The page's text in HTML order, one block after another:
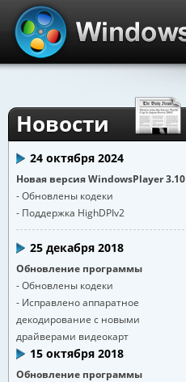
Новости
24 октября 2024
Новая версия WindowsPlayer 3.10
- Обновлены кодеки
- Поддержка HighDPIv2
25 декабря 2018
Обновление программы
- Обновлены кодеки
- Исправлено аппаратное
декодирование с новыми
драйверами видеокарт
15 октября 2018
Обновление программы